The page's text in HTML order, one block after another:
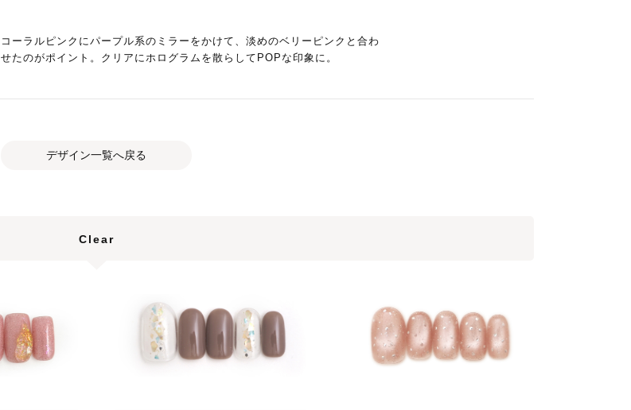
コーラルピンクにパープル系のミラーをかけて、淡めのベリーピンクと合わ
せたのがポイント。クリアにホログラムを散らしてPOPな印象に。
デザイン一覧へ戻る
Clear